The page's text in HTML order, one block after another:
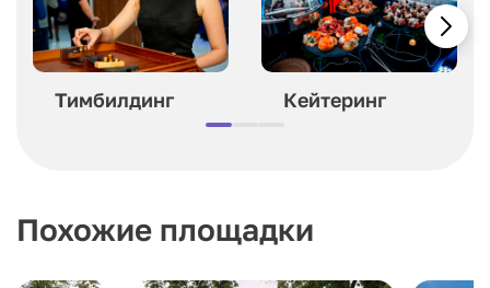
Тимбилдинг Кейтеринг
Похожие площадки